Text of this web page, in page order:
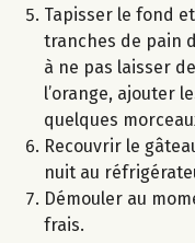
Tapisser le fond
tranches de pain
à ne pas laisser
l’orange, ajouter
quelques
Recouvrir le
nuit au
Démouler au
frais.